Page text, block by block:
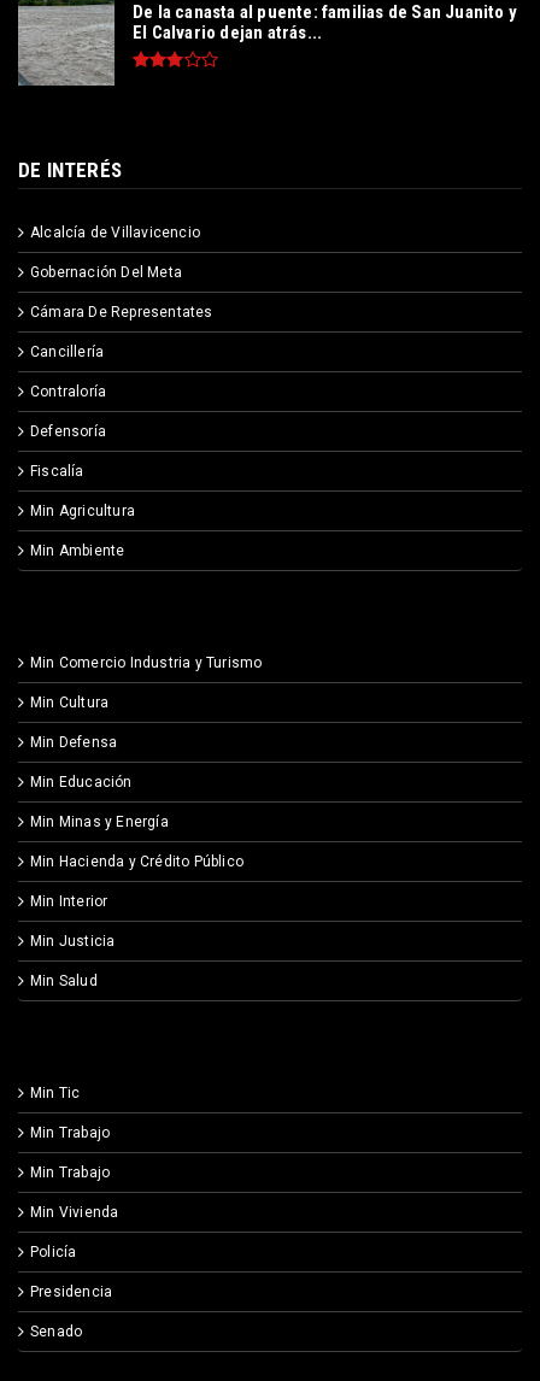
De la canasta al puente: familias de San Juanito y
El Calvario dejan atrás...
DE INTERÉS
Alcalcía de Villavicencio
Gobernación Del Meta
Cámara De Representates
Cancillería
Contraloría
Defensoría
Fiscalía
Min Agricultura
Min Ambiente
Min Comercio Industria y Turismo
Min Cultura
Min Defensa
Min Educación
Min Minas y Energía
Min Hacienda y Crédito Público
Min Interior
Min Justicia
Min Salud
Min Tic
Min Trabajo
Min Trabajo
Min Vivienda
Policía
Presidencia
Senado